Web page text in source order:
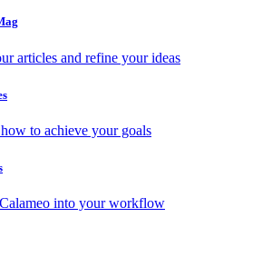
articles and refine your ideas
to achieve your goals
into your workflow